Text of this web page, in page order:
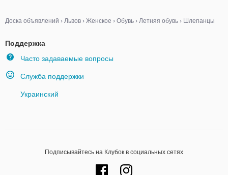
Доска объявлений › Львов › Женское › Обувь › Летняя обувь › Шлепанцы
Поддержка
Часто задаваемые вопросы
Служба поддержки
Украинский
Подписывайтесь на Клубок в социальных сетях